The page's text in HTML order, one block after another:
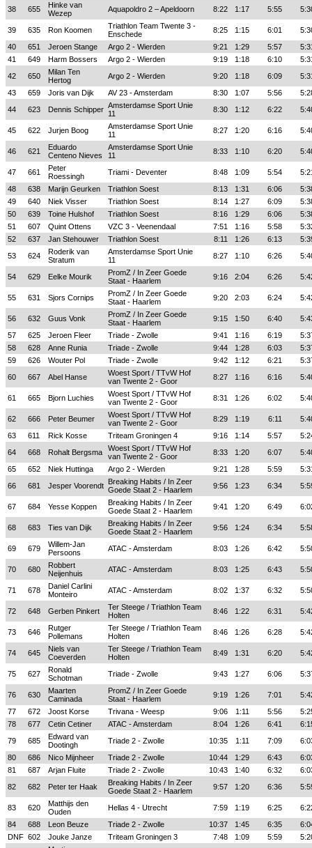
38
655
Hinke van
Wezep
Aquapoldro 2 – Apeldoorn 8:22 1:17 5:55
39 635 Ron Koomen
Triathlon Team Twente 3 -
Enschede
8:25 1:15 6:01
40
651 Jeroen Stange Argo 2 - Wierden 9:21 1:29 5:57
41
649 Harm Bossers Argo 2 - Wierden 9:19 1:18 6:10
42
650
Milan Ten
Hertog
Argo 2 - Wierden 9:20 1:18 6:09
43
659 Joris van Dijk AV 23 - Amsterdam 8:30 1:07 5:56
44
623 Dennis Schipper Amsterdamse Sport Unie
11
8:30 1:12 6:22
45 622 Jurjen Boog
Amsterdamse Sport Unie
11
8:27 1:20 6:16
46 621
Eduardo
Centeno Nieves
Amsterdamse Sport Unie
11
8:33 1:10 6:20
47 661
Peter
Roessingh
Triami - Deventer 8:48 1:09 5:54
48
638 Marijn Geurken Triathlon Soest 8:13 1:31 6:06
49
640 Niek Visser Triathlon Soest 8:14 1:27 6:09
50
639 Toine Hulshof Triathlon Soest 8:16 1:29 6:06
51
607 Quint Ottens VZC 3 - Veenendaal 7:51 1:16 5:58
52
637 Jan Stehouwer Triathlon Soest 8:11 1:26 6:13
53
624
Roderik van
Stratum
Amsterdamse Sport Unie
11
8:27 1:10 6:26
54 629 Eelke Mourik
PromZ / In Zeer Goede
Staat - Haarlem
9:16 2:04 6:26
55 631 Sjors Cornips
PromZ / In Zeer Goede
Staat - Haarlem
9:20 2:03 6:24
56 632 Guus Vonk
PromZ / In Zeer Goede
Staat - Haarlem
9:15 1:50 6:40
57
625 Jeroen Fleer Triade - Zwolle 9:41 1:16 6:19
58
628 Anne Runia Triade - Zwolle 9:44 1:28 6:03
59
626 Wouter Pol Triade - Zwolle 9:42 1:12 6:21
60
667 Abel Hanse
Woest Sport / TTvW Hof
van Twente 2 - Goor
8:27 1:16 6:16
61 665 Bjorn Luchies
Woest Sport / TTvW Hof
van Twente 2 - Goor
8:31 1:26 6:02
62 666 Peter Beumer
Woest Sport / TTvW Hof
van Twente 2 - Goor
8:29 1:19 6:11
63
611 Rick Kosse Triteam Groningen 4 9:16 1:14 5:57
64
668 Rohalt Bergsma
Woest Sport / TTvW Hof
van Twente 2 - Goor
8:33 1:20 6:07
65
652 Niek Huttinga Argo 2 - Wierden 9:21 1:28 5:59
66
681 Jesper Voorendt Breaking Habits / In Zeer
Goede Staat 2 - Haarlem
9:56 1:23 6:34
67 684 Yesse Koppen
Breaking Habits / In Zeer
Goede Staat 2 - Haarlem
9:41 1:20 6:49
68 683 Ties van Dijk
Breaking Habits / In Zeer
Goede Staat 2 - Haarlem
9:56 1:24 6:34
69 679
Willem-Jan
Persoons
ATAC - Amsterdam 8:03 1:26 6:42
70 680
Robbert
Neijenhuis
ATAC - Amsterdam 8:03 1:25 6:43
71 678
Daniel Carlini
Monteiro
ATAC - Amsterdam 8:02 1:37 6:32
72 648 Gerben Pinkert
Ter Steege / Triathlon Team
Holten
8:46 1:22 6:31
73 646
Rutger
Pollemans
Ter Steege / Triathlon Team
Holten
8:46 1:26 6:28
74 645
Niels van
Coeverden
Ter Steege / Triathlon Team
Holten
8:49 1:31 6:20
75 627
Ronald
Schotman
Triade - Zwolle 9:43 1:27 6:06
76 630
Maarten
Caminada
PromZ / In Zeer Goede
Staat - Haarlem
9:19 1:26 7:01
77
672 Joost Korse Trivana - Weesp 9:06 1:11 5:56
78
677 Cetin Cetiner ATAC - Amsterdam 8:04 1:26 6:41
79
685
Edward van
Dootingh
Triade 2 - Zwolle 10:35 1:11 7:09
80
686 Nico Mijnheer Triade 2 - Zwolle 10:44 1:29 6:43
81
687 Arjan Fluite Triade 2 - Zwolle 10:43 1:40 6:32
82
682 Peter ter Haak
Breaking Habits / In Zeer
Goede Staat 2 - Haarlem
9:57 1:20 6:36
83 620
Matthijs den
Ouden
Hellas 4 - Utrecht 7:59 1:19 6:25
84
688 Leon Beuze Triade 2 - Zwolle 10:37 1:45 6:35
DNF 602 Jouke Janze Triteam Groningen 3 7:48 1:09 5:59